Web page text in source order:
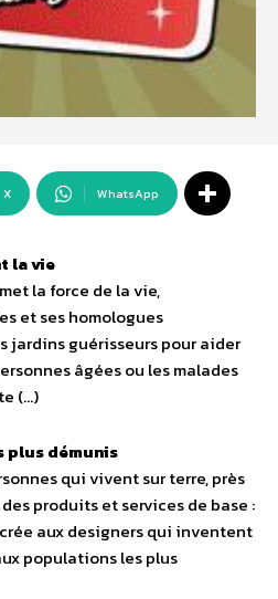
X WhatsApp
la vie
la force de la vie,
et ses homologues
jardins guérisseurs pour aider
âgées ou les malades
(…)
plus démunis
qui vivent sur terre, près
produits et services de base :
aux designers qui inventent
populations les plus